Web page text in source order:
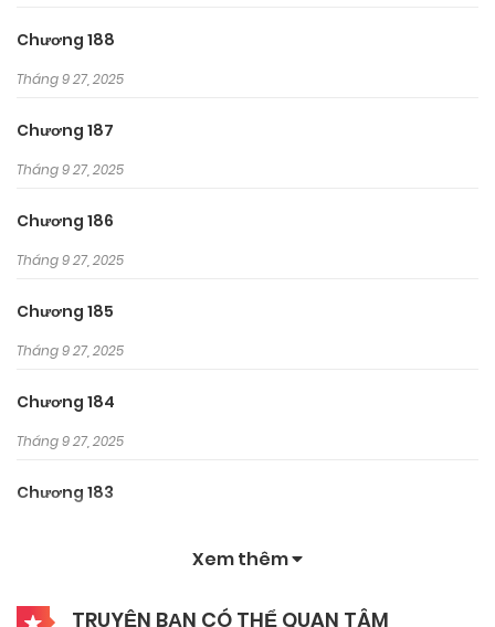
Chương 188
Tháng 9 27, 2025
Chương 187
Tháng 9 27, 2025
Chương 186
Tháng 9 27, 2025
Chương 185
Tháng 9 27, 2025
Chương 184
Tháng 9 27, 2025
Chương 183
Tháng 9 27, 2025
Xem thêm
TRUYỆN BẠN CÓ THỂ QUAN TÂM